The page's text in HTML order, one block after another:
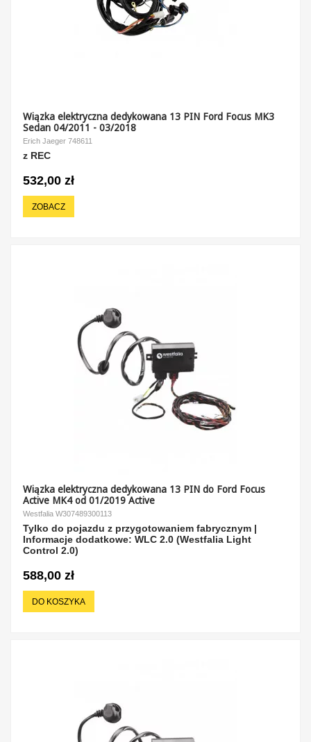
Wiązka elektryczna dedykowana 13 PIN Ford Focus MK3
Sedan 04/2011 - 03/2018
Erich Jaeger 748611
z REC
532,00 zł
ZOBACZ
Wiązka elektryczna dedykowana 13 PIN do Ford Focus
Active MK4 od 01/2019 Active
Westfalia W307489300113
Tylko do pojazdu z przygotowaniem fabrycznym |
Informacje dodatkowe: WLC 2.0 (Westfalia Light
Control 2.0)
588,00 zł
DO KOSZYKA